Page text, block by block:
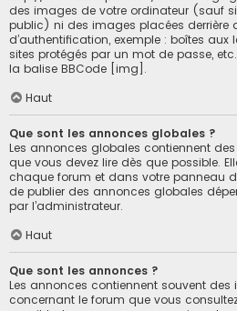
des images de votre ordinateur (sauf si
public) ni des images placées derrière
d’authentification, exemple : boîtes aux
sites protégés par un mot de passe,
la balise BBCode [img].
Haut
Que sont les annonces globales ?
Les annonces globales contiennent
que vous devez lire dès que possible.
chaque forum et dans votre panneau
de publier des annonces globales
par l’administrateur.
Haut
Que sont les annonces ?
Les annonces contiennent souvent
concernant le forum que vous